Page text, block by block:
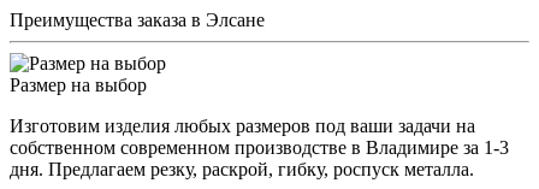
Преимущества заказа в Элсане
Размер на выбор
Изготовим изделия любых размеров под ваши задачи на
собственном современном производстве в Владимире за 1-3
дня. Предлагаем резку, раскрой, гибку, роспуск металла.